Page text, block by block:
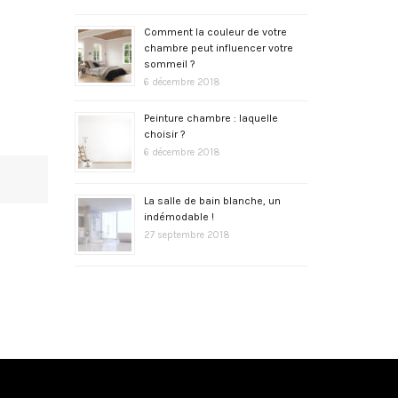
Comment la couleur de votre
chambre peut influencer votre
sommeil ?
6 décembre 2018
Peinture chambre : laquelle
choisir ?
6 décembre 2018
La salle de bain blanche, un
indémodable !
27 septembre 2018